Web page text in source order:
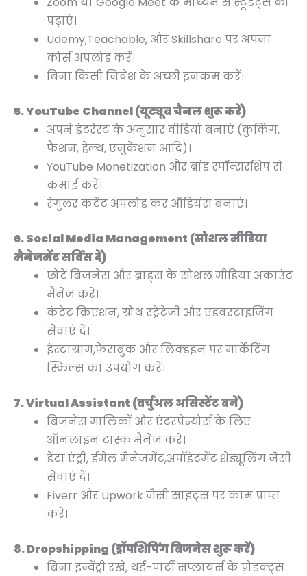
पढ़ाएं।
Udemy,Teachable, और Skillshare पर अपना
कोर्स अपलोड करें।
बिना किसी निवेश के अच्छी इनकम करें।
5. YouTube Channel (यूट्यूब चैनल शुरू करें)
अपने इंटरेस्ट के अनुसार वीडियो बनाएं (कुकिंग,
फैशन, हेल्थ, एजुकेशन आदि)।
YouTube Monetization और ब्रांड स्पॉन्सरशिप से
कमाई करें।
रेगुलर कंटेंट अपलोड कर ऑडियंस बनाएं।
6. Social Media Management (सोशल मीडिया
मैनेजमेंट सर्विस दें)
छोटे बिजनेस और ब्रांड्स के सोशल मीडिया अकाउंट
मैनेज करें।
कंटेंट क्रिएशन, ग्रोथ स्ट्रेटेजी और एडवरटाइजिंग
सेवाएं दें।
इंस्टाग्राम,फेसबुक और लिंक्डइन पर मार्केटिंग
स्किल्स का उपयोग करें।
7. Virtual Assistant (वर्चुअल असिस्टेंट बनें)
बिजनेस मालिकों और एंटरप्रेन्योर्स के लिए
ऑनलाइन टास्क मैनेज करें।
डेटा एंट्री, ईमेल मैनेजमेंट,अपॉइंटमेंट शेड्यूलिंग जैसी
सेवाएं दें।
Fiverr और Upwork जैसी साइट्स पर काम प्राप्त
करें।
8. Dropshipping (ड्रॉपशिपिंग बिजनेस शुरू करें)
बिना इन्वेंट्री रखे, थर्ड-पार्टी सप्लायर्स के प्रोडक्ट्स